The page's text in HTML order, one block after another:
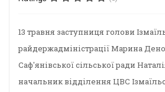
13 травня заступниця голови
райдержадміністрації Марина
Саф'янівської сільської ради
начальник відділення ЦВС